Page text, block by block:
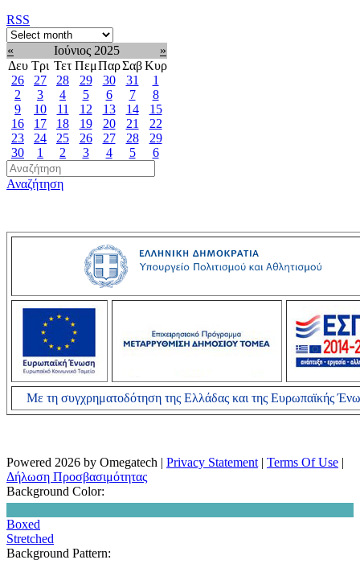
RSS
« Ιούνιος 2025
»
Δευ Τρι Τετ ΠεμΠαρΣαβΚυρ
26
27 28 29 30 31
1
2
3 4 5 6 7
8
9
10 11 12 13 14
15
16
17 18 19 20 21
22
23
24 25 26 27 28
29
30
1 2 3 4 5 6
Αναζήτηση
Με τη συγχρηματοδότηση της Ελλάδας και της Ευρωπαϊκής
Powered 2026 by Omegatech | Privacy Statement | Terms Of Use |
Δήλωση Προσβασιμότητας
Background Color:
Boxed
Stretched
Background Pattern: